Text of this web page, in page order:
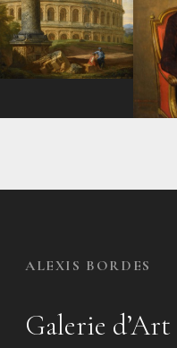
ALEXIS BORDES
Galerie d’Art